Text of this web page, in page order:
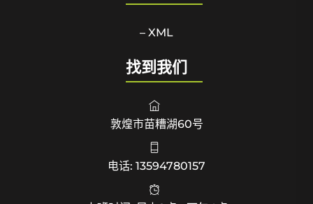
– XML
找到我们
敦煌市苗糟湖60号
电话: 13594780157